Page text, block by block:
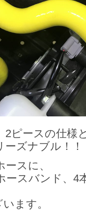
ピースの仕様
ズナブル！！
スに、
ースバンド、4
ます。